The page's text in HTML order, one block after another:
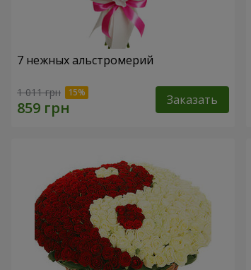
7 нежных альстромерий
1 011 грн Заказать